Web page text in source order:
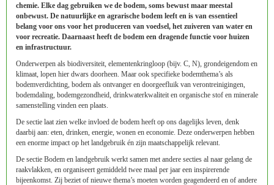
chemie. Elke dag gebruiken we de bodem, soms bewust maar meestal
onbewust. De natuurlijke en agrarische bodem leeft en is van essentieel
belang voor ons voor het produceren van voedsel, het zuiveren van water en
voor recreatie. Daarnaast heeft de bodem een dragende functie voor huizen
en infrastructuur.
Onderwerpen als biodiversiteit, elementenkringloop (bijv. C, N), grondeigendom en
klimaat, lopen hier dwars doorheen. Maar ook specifieke bodemthema’s als
bodemverdichting, bodem als ontvanger en doorgeefluik van verontreinigingen,
bodemdaling, bodemgezondheid, drinkwaterkwaliteit en organische stof en minerale
samenstelling vinden een plaats.
De sectie laat zien welke invloed de bodem heeft op ons dagelijks leven, denk
daarbij aan: eten, drinken, energie, wonen en economie. Deze onderwerpen hebben
een enorme impact op het landgebruik én zijn maatschappelijk relevant.
De sectie Bodem en landgebruik werkt samen met andere secties al naar gelang de
raakvlakken, en organiseert gemiddeld twee maal per jaar een inspirerende
bijeenkomst. Zij beziet of nieuwe thema’s moeten worden geagendeerd en of andere